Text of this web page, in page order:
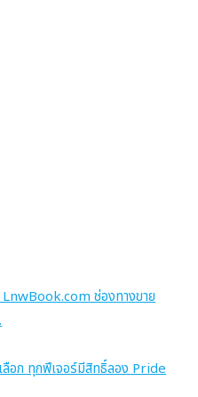
LnwBook.com ช่องทางขาย
อก ทุกฟีเจอร์มีสิทธิ์ลอง Pride